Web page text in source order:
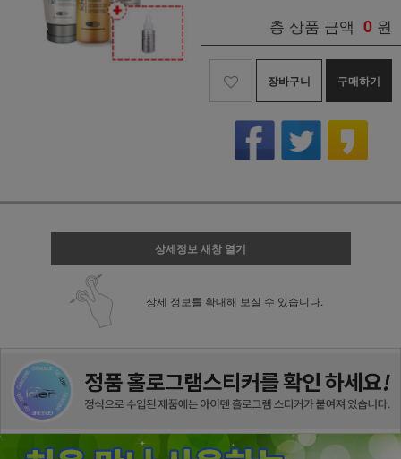
총 상품 금액 0 원
장바구니 구매하기
상세정보 새창 열기
상세 정보를 확대해 보실 수 있습니다.